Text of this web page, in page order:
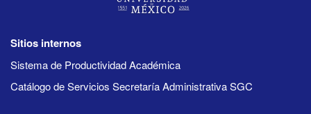
Sitios internos
Sistema de Productividad Académica
Catálogo de Servicios Secretaría Administrativa SGC